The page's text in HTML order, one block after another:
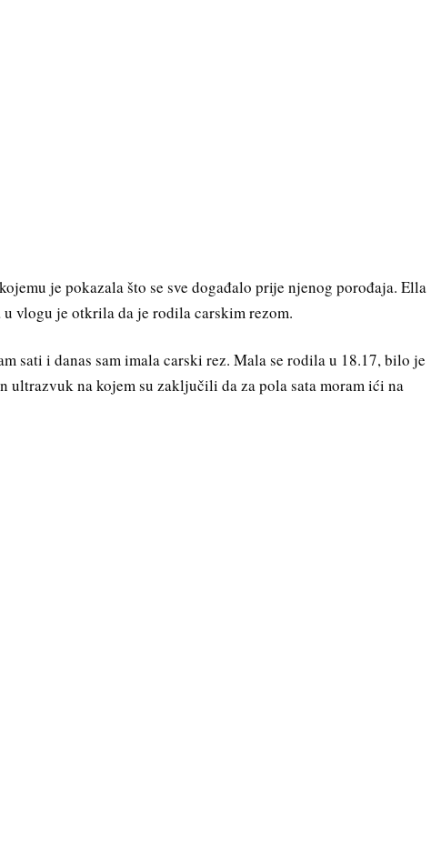
je pokazala što se sve događalo prije njenog porođaja. Ella
vlogu je otkrila da je rodila carskim rezom.
sati i danas sam imala carski rez. Mala se rodila u 18.17, bilo je
ultrazvuk na kojem su zaključili da za pola sata moram ići na